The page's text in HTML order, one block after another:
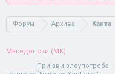
Форум Архива Канта
Македонски (MK)
Пријави злоупотреба